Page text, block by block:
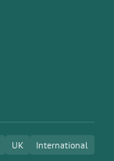
UK International